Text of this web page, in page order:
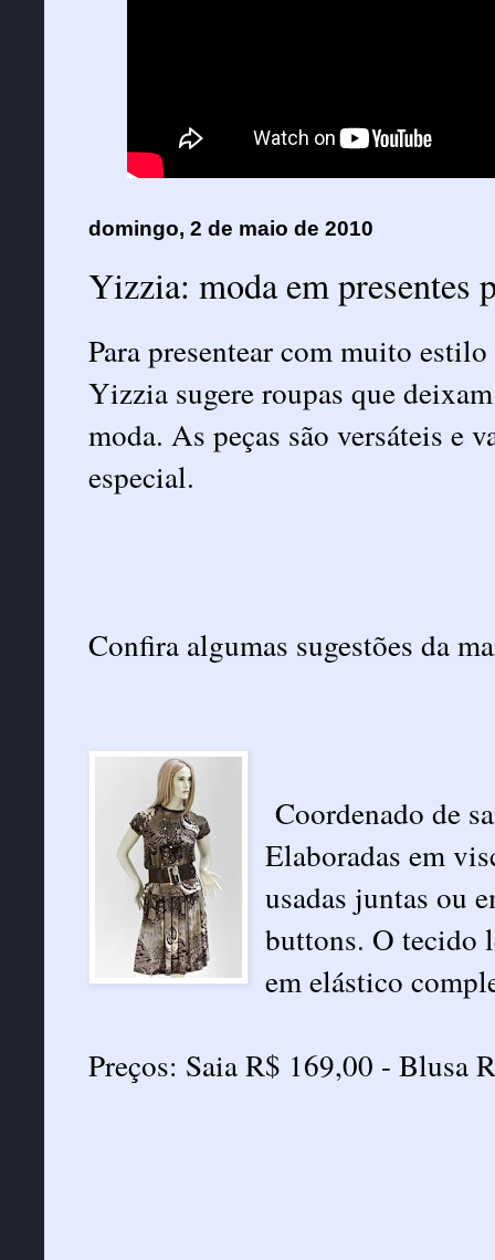
domingo, 2 de maio de 2010
Para presentear com muito
Yizzia sugere roupas que
moda. As peças são versáteis e
especial.
Confira algumas sugestões da
Coordenado de
Elaboradas em
usadas juntas ou
buttons. O tecido
em elástico
Preços: Saia R$ 169,00 - Blusa